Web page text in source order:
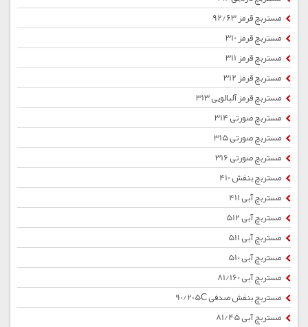
مستربچ قرمز 92/63
مستربچ قرمز 310
مستربچ قرمز 311
مستربچ قرمز 312
مستربچ قرمز آلبالویی 313
مستربچ صورتی 314
مستربچ صورتی 315
مستربچ صورتی 316
مستربچ بنفش 410
مستربچ آبی 411
مستربچ آبی 512
مستربچ آبی 511
مستربچ آبی 510
مستربچ آبی 81/160
مستربچ بنفش صدفی 90/205C
مستربچ آبی 81/45